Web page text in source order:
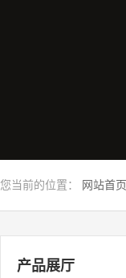
您当前的位置： 网站首页
产品展厅